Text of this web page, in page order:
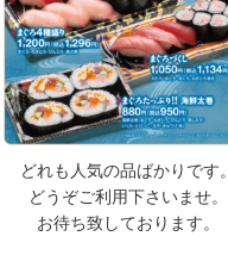
どれも人気の品ばかりです。
どうぞご利用下さいませ。
お待ち致しております。